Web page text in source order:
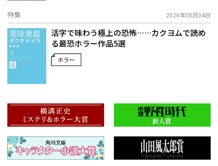
特集 2026年08月04日
活字で味わう極上の恐怖……カクヨムで読め
る最恐ホラー作品5選
ホラー